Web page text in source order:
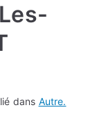
dans Autre.